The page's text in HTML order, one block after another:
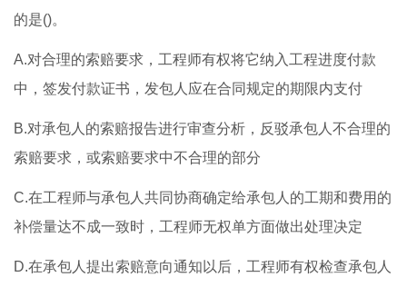
的是()。
A.对合理的索赔要求，工程师有权将它纳入工程进度付款
中，签发付款证书，发包人应在合同规定的期限内支付
B.对承包人的索赔报告进行审查分析，反驳承包人不合理的
索赔要求，或索赔要求中不合理的部分
C.在工程师与承包人共同协商确定给承包人的工期和费用的
补偿量达不成一致时，工程师无权单方面做出处理决定
D.在承包人提出索赔意向通知以后，工程师有权检查承包人